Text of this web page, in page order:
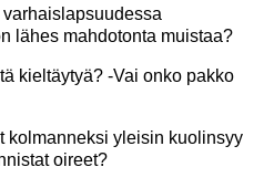
lähes mahdotonta muistaa?
kieltäytyä? -Vai onko pakko
kolmanneksi yleisin kuolinsyy
oireet?